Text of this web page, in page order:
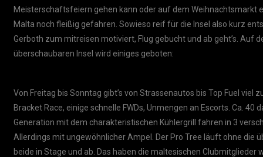
Meisterschaftsfeiern gehen kann oder auf dem Weihnachtsmarkt
Malta noch fleißig gefahren. Sowieso reif für die Insel also kurz
Gerboth zum mitreisen motiviert, Flug gebucht und ab geht’s. Auf
überschaubaren Insel wird einiges geboten:
Von Freitag bis Sonntag gibt’s von Strassenautos bis Top Fuel viel
Bracket Race, einige schnelle FWDs, Unmengen an Escorts. Ca. 40
Generation mit dem charakteristischen Kühlergrill fahren in 3
Allerdings mit ungewöhnlicher Ampel. Der Pro Tree läuft ohne die
beide in Stage und ab. Das haben die maltesischen Clubmitglieder